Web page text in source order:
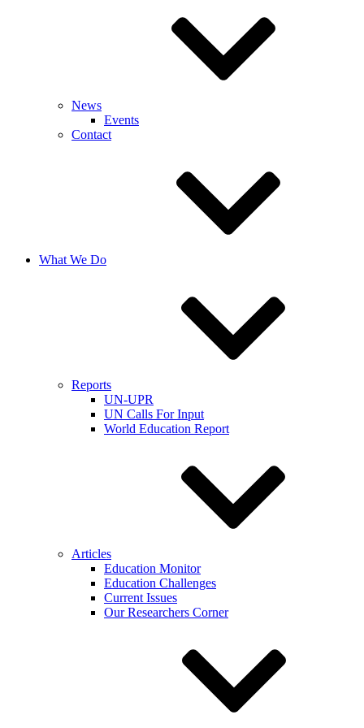
News
Events
Contact
What We Do
Reports
UN-UPR
UN Calls For Input
World Education Report
Articles
Education Monitor
Education Challenges
Current Issues
Our Researchers Corner